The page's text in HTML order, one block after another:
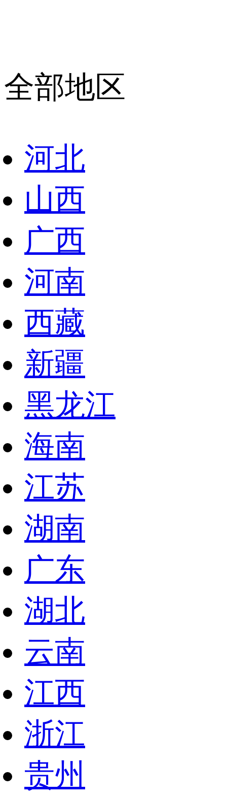
全部地区
河北
山西
广西
河南
西藏
新疆
黑龙江
海南
江苏
湖南
广东
湖北
云南
江西
浙江
贵州